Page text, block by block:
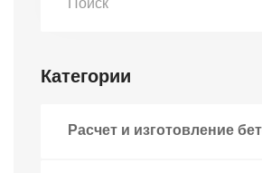
Категории
Расчет и изготовление